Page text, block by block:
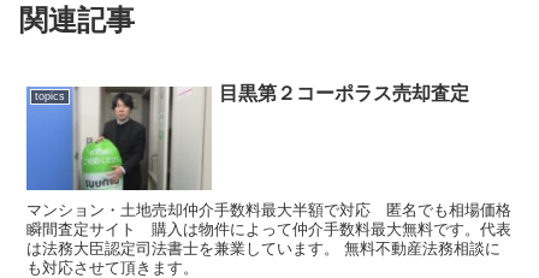
関連記事
topics 目黒第２コーポラス売却査定
マンション・土地売却仲介手数料最大半額で対応 匿名でも相場価格
瞬間査定サイト 購入は物件によって仲介手数料最大無料です。代表
は法務大臣認定司法書士を兼業しています。 無料不動産法務相談に
も対応させて頂きます。